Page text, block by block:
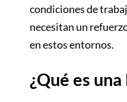
condiciones de
necesitan un
en estos entornos.
¿Qué es